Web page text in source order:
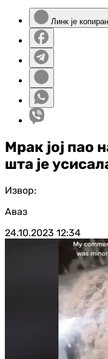
Линк је
Мрак јој пао
шта је
Извор:
Аваз
24.10.2023 12:34